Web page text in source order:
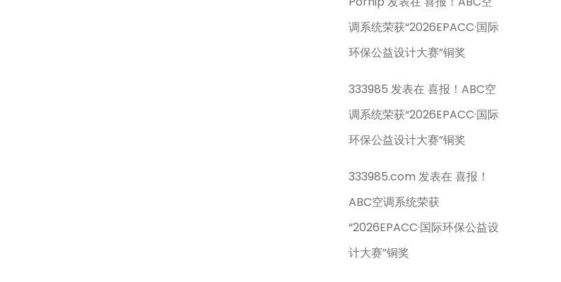
调系统荣获“2026EPACC·国际
环保公益设计大赛”铜奖
333985 发表在喜报！ABC空
调系统荣获“2026EPACC·国际
环保公益设计大赛”铜奖
333985.com 发表在喜报！
ABC空调系统荣获
“2026EPACC·国际环保公益设
计大赛”铜奖